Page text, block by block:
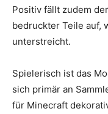
Positiv fällt zudem
bedruckter Teile auf,
unterstreicht.
Spielerisch ist das
sich primär an
für Minecraft